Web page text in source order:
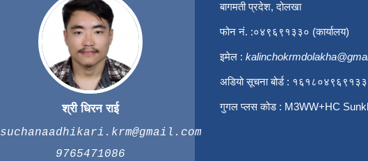
श्री धिरन राई
suchanaadhikari.krm@gmail.com
9765471086
बागमती प्रदेश, दोलखा
फोन नं. :०४९६९१३३० (कार्यालय)
इमेल :
अडियो सूचना बोर्ड :
गुगल प्लस कोड : M3WW+HC